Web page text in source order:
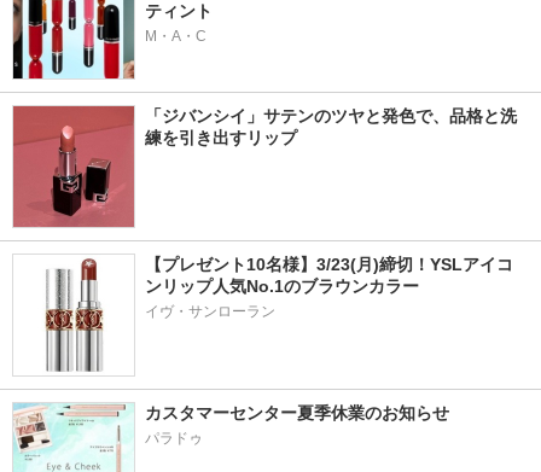
ティント
M・A・C
「ジバンシイ」サテンのツヤと発色で、品格と洗
練を引き出すリップ
【プレゼント10名様】3/23(月)締切！YSLアイコ
ンリップ人気No.1のブラウンカラー
イヴ・サンローラン
カスタマーセンター夏季休業のお知らせ
パラドゥ